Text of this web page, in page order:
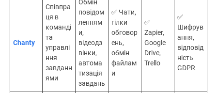
Chanty
Співпра
ця в
команді
та
управлі
ння
завданн
ями
Обмін
повідом
ленням
и,
відеодз
вінки,
автома
тизація
завдань
✅ Чати,
гілки
обговор
ень,
обмін
файлам
и
✅
Zapier,
Google
Drive,
Trello
✅
Шифрув
ання,
відповід
ність
GDPR